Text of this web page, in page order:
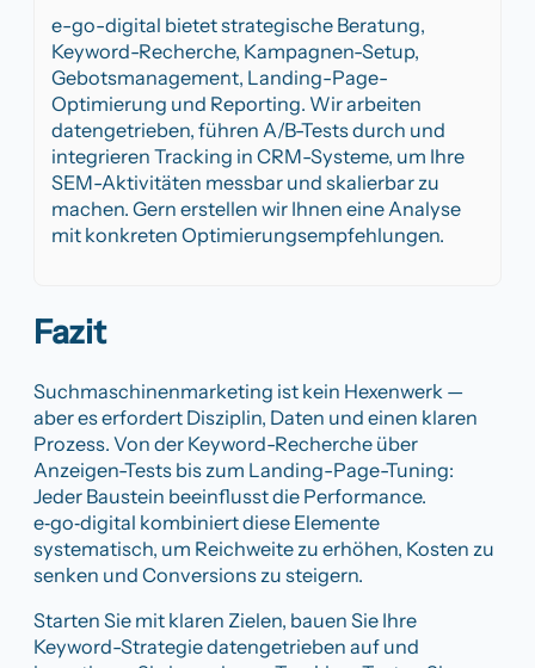
e-go-digital bietet strategische Beratung,
Keyword-Recherche, Kampagnen-Setup,
Gebotsmanagement, Landing-Page-
Optimierung und Reporting. Wir arbeiten
datengetrieben, führen A/B-Tests durch und
integrieren Tracking in CRM-Systeme, um Ihre
SEM-Aktivitäten messbar und skalierbar zu
machen. Gern erstellen wir Ihnen eine Analyse
mit konkreten Optimierungsempfehlungen.
Fazit
Suchmaschinenmarketing ist kein Hexenwerk —
aber es erfordert Disziplin, Daten und einen klaren
Prozess. Von der Keyword-Recherche über
Anzeigen-Tests bis zum Landing-Page-Tuning:
Jeder Baustein beeinflusst die Performance.
e‑go‑digital kombiniert diese Elemente
systematisch, um Reichweite zu erhöhen, Kosten zu
senken und Conversions zu steigern.
Starten Sie mit klaren Zielen, bauen Sie Ihre
Keyword-Strategie datengetrieben auf und